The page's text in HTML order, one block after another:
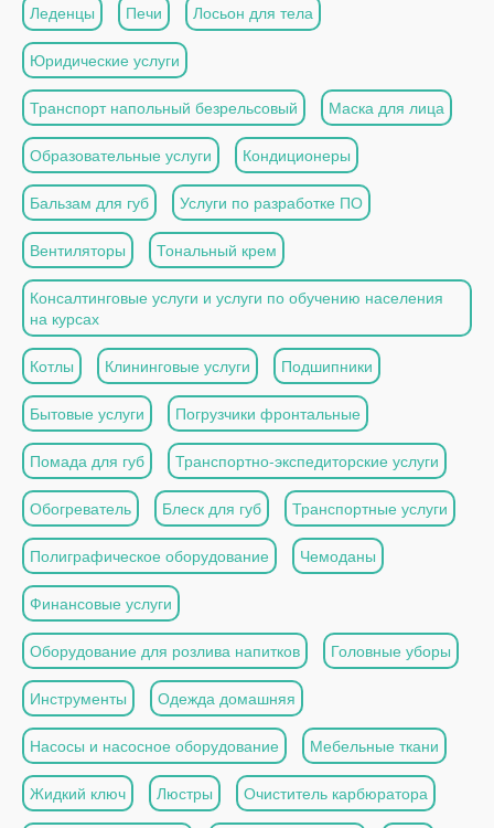
Леденцы Печи Лосьон для тела
Юридические услуги
Транспорт напольный безрельсовый Маска для лица
Образовательные услуги Кондиционеры
Бальзам для губ Услуги по разработке ПО
Вентиляторы Тональный крем
Консалтинговые услуги и услуги по обучению населения
на курсах
Котлы Клининговые услуги Подшипники
Бытовые услуги Погрузчики фронтальные
Помада для губ Транспортно-экспедиторские услуги
Обогреватель Блеск для губ Транспортные услуги
Полиграфическое оборудование Чемоданы
Финансовые услуги
Оборудование для розлива напитков Головные уборы
Инструменты Одежда домашняя
Насосы и насосное оборудование Мебельные ткани
Жидкий ключ Люстры Очиститель карбюратора